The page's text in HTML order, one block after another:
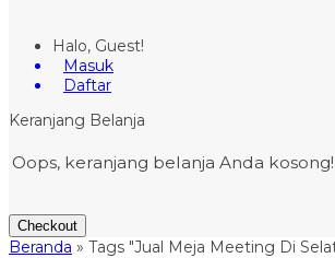
Halo, Guest!
Masuk
Daftar
Keranjang Belanja
Oops, keranjang belanja Anda kosong!
Checkout
Beranda » Tags "Jual Meja Meeting Di